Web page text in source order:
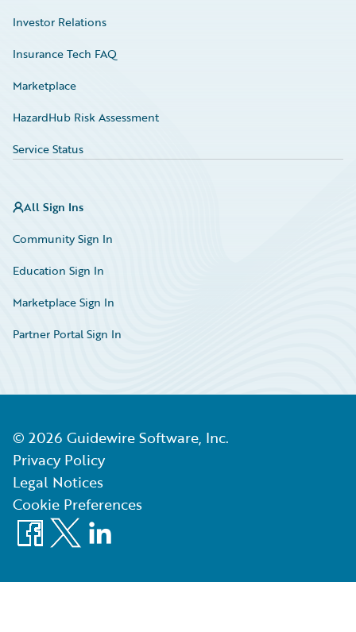
Investor Relations
Insurance Tech FAQ
Marketplace
HazardHub Risk Assessment
Service Status
All Sign Ins
Community Sign In
Education Sign In
Marketplace Sign In
Partner Portal Sign In
© 2026 Guidewire Software, Inc.
Privacy Policy
Legal Notices
Cookie Preferences
Facebook
X LinkedIn